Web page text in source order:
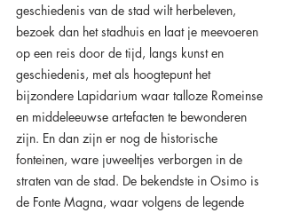
geschiedenis van de stad wilt herbeleven,
bezoek dan het stadhuis en laat je meevoeren
op een reis door de tijd, langs kunst en
geschiedenis, met als hoogtepunt het
bijzondere Lapidarium waar talloze Romeinse
en middeleeuwse artefacten te bewonderen
zijn. En dan zijn er nog de historische
fonteinen, ware juweeltjes verborgen in de
straten van de stad. De bekendste in Osimo is
de Fonte Magna, waar volgens de legende